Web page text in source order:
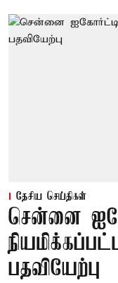
தேசிய செய்திகள்
சென்னை
பதவியேற்பு